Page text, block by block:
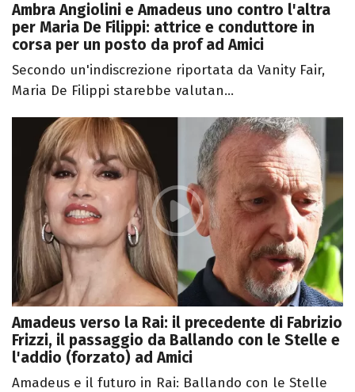
Ambra Angiolini e Amadeus uno contro l'altra
per Maria De Filippi: attrice e conduttore in
corsa per un posto da prof ad Amici
Secondo un'indiscrezione riportata da Vanity Fair,
Maria De Filippi starebbe valutan...
Amadeus verso la Rai: il precedente di Fabrizio
Frizzi, il passaggio da Ballando con le Stelle e
l'addio (forzato) ad Amici
Amadeus e il futuro in Rai: Ballando con le Stelle